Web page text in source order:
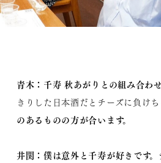
青木： 千寿 秋あがりとの組み合わ
きりした日本酒だとチーズに負けち
のあるものの方が合います。
井関： 僕は意外と千寿が好きです